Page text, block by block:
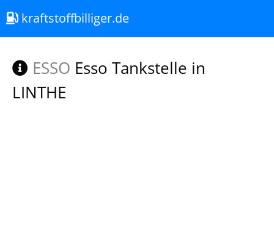
kraftstoffbilliger.de
ESSO Esso Tankstelle in
LINTHE